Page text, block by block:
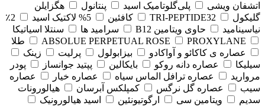
اتشفان ویشی
پلی‌گلوتامیک اسید پنتانول
هگزایلن
گلیکول
TRI-PEPTIDE32 کافئین 5% لاکتیک اسید
2٪
نیاسینامید
حاوی ویتامین B12 سرامید ها
سنتلا اسیاتیکا
ABSOLUE PERPETUAL ROSE
PROXYLANE
طلا
عصاره ی کاکائو و آواکادو
بیزابولول پرلیت
زینک
سیلیکا
عصاره دانه روکو بایکالین پپتید جوانساز
پودر
مروارید
عصاره ترافل الماس سیاه عصاره خیار
عصاره
سیب
عصاره گل نرگس کمپلکس آبرسان
هیالورونات
سدیم
ویتامین سی ارگوتیونئین
اسید هیالورونیک